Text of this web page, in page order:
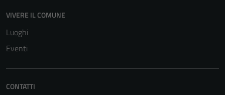
VIVERE IL COMUNE
Luoghi
Eventi
CONTATTI